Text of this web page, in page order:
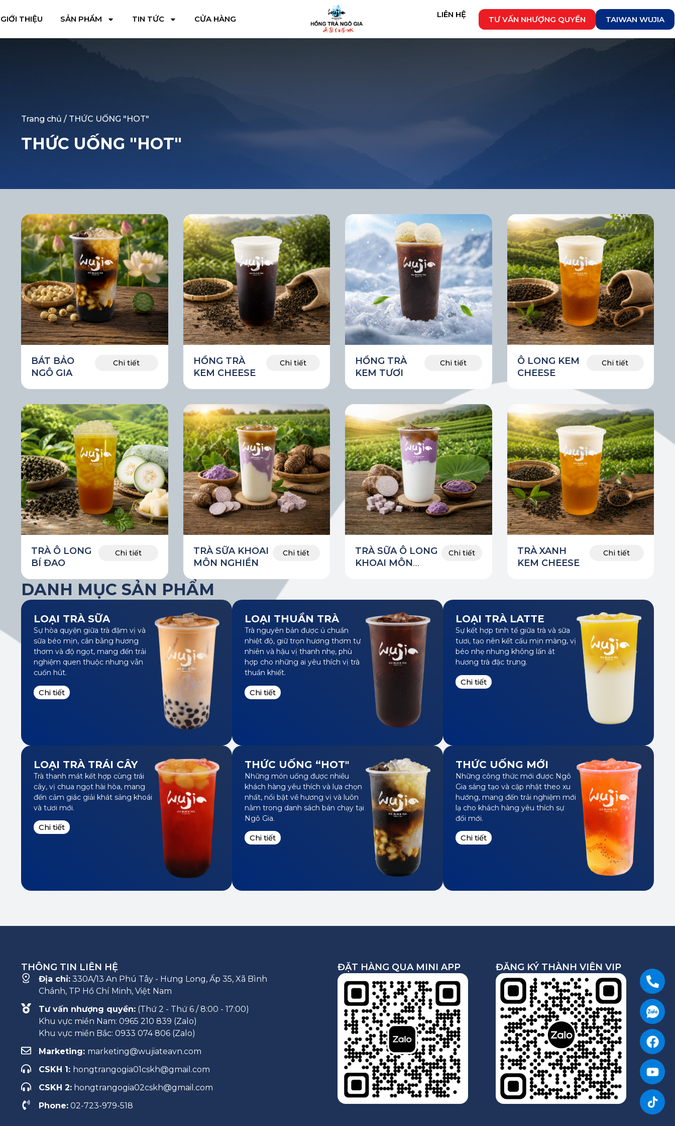
GIỚI THIỆU SẢN PHẨM TIN TỨC CỬA HÀNG LIÊN HỆ
TƯ VẤN NHƯỢNG QUYỀN TAIWAN WUJIA
THỨC UỐNG "HOT"
BÁT BẢO
NGÔ GIA
Chi tiết
HỒNG TRÀ
KEM CHEESE
Chi tiết
HỒNG TRÀ
KEM TƯƠI
Chi tiết
Ô LONG KEM
CHEESE
Chi tiết
TRÀ Ô LONG
BÍ ĐAO
Chi tiết
TRÀ SỮA KHOAI
MÔN NGHIỀN
Chi tiết
TRÀ SỮA Ô LONG
KHOAI MÔN
NGHIỀN
Chi tiết
TRÀ XANH
KEM CHEESE
Chi tiết
DANH MỤC SẢN PHẨM
LOẠI TRÀ SỮA
sữa béo mịn, cân bằng hương
thơm và độ ngọt, mang đến trải
nghiệm quen thuộc nhưng vẫn
cuốn hút.
Chi tiết
LOẠI THUẦN TRÀ
nhiệt độ, giữ trọn hương thơm tự
nhiên và hậu vị thanh nhẹ, phù
hợp cho những ai yêu thích vị trà
thuần khiết.
Chi tiết
tươi, tạo nên kết cấu mịn màng, vị
béo nhẹ nhưng không lấn át
hương trà đặc trưng.
Chi tiết
cây, vị chua ngọt hài hòa, mang
đến cảm giác giải khát sảng khoái
và tươi mới.
Chi tiết
khách hàng yêu thích và lựa chọn
nhất, nổi bật về hương vị và luôn
nằm trong danh sách bán chạy tại
Ngô Gia.
Chi tiết
Gia sáng tạo và cập nhật theo xu
hướng, mang đến trải nghiệm mới
lạ cho khách hàng yêu thích sự
đổi mới.
Chi tiết
Chánh, TP Hồ Chí Minh, Việt Nam
Tư vấn nhượng quyền: (Thứ 2 - Thứ 6 / 8:00 - 17:00)
Khu vực miền Nam: 0965 210 839 (Zalo)
Khu vực miền Bắc: 0933 074 806 (Zalo)
Marketing:marketing@wujiateavn.com